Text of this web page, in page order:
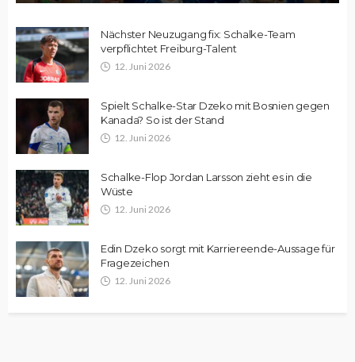
Nächster Neuzugang fix: Schalke-Team
verpflichtet Freiburg-Talent
12. Juni 2026
Spielt Schalke-Star Dzeko mit Bosnien gegen
Kanada? So ist der Stand
12. Juni 2026
Schalke-Flop Jordan Larsson zieht es in die
Wüste
12. Juni 2026
Edin Dzeko sorgt mit Karriereende-Aussage für
Fragezeichen
12. Juni 2026